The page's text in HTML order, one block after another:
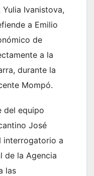
Ivanistova,
a Emilio
de
a la
durante la
Mompó.
del equipo
José
interrogatorio a
de la Agencia
las